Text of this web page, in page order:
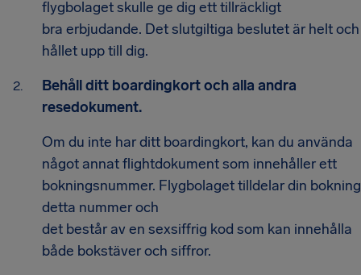
flygbolaget skulle ge dig ett tillräckligt
bra erbjudande. Det slutgiltiga beslutet är helt och
hållet upp till dig.
Behåll ditt boardingkort och alla andra
resedokument.
Om du inte har ditt boardingkort, kan du använda
något annat flightdokument som innehåller ett
bokningsnummer. Flygbolaget tilldelar din bokning
detta nummer och
det består av en sexsiffrig kod som kan innehålla
både bokstäver och siffror.